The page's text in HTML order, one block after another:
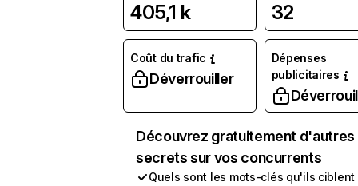
405,1 k 32
Coût du trafic
Déverrouiller
Dépenses
publicitaires
Découvrez gratuitement d'autres
secrets sur vos concurrents
Quels sont les mots-clés qu'ils ciblent